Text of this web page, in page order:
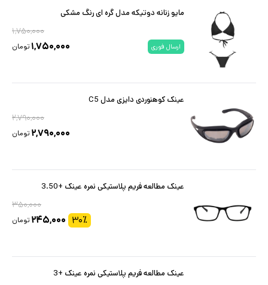
مایو زنانه دوتیکه مدل گره ای رنگ مشکی
۱,۷۵۰,۰۰۰
ارسال فوری ۱,۷۵۰,۰۰۰ تومان
عینک کوهنوردی دایزی مدل C5
۲,۷۹۰,۰۰۰
۲,۷۹۰,۰۰۰ تومان
عینک مطالعه فریم پلاستیکی نمره عینک +3.50
۳۵۰,۰۰۰
۳۰٪ ۲۴۵,۰۰۰ تومان
عینک مطالعه فریم پلاستیکی نمره عینک +3